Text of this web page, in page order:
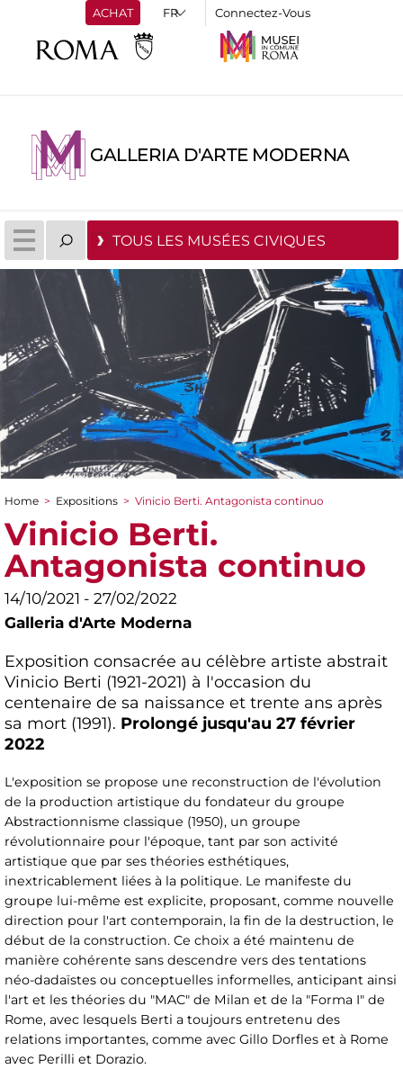
ACHAT Connectez-Vous
GALLERIA D'ARTE MODERNA
TOUS LES MUSÉES CIVIQUES
You are here
Home > Expositions > Vinicio Berti. Antagonista continuo
Vinicio Berti.
Antagonista continuo
14/10/2021 - 27/02/2022
Galleria d'Arte Moderna
Exposition consacrée au célèbre artiste abstrait
Vinicio Berti (1921-2021) à l'occasion du
centenaire de sa naissance et trente ans après
sa mort (1991). Prolongé jusqu'au 27 février
2022
L'exposition se propose une reconstruction de l'évolution
de la production artistique du fondateur du groupe
Abstractionnisme classique (1950), un groupe
révolutionnaire pour l'époque, tant par son activité
artistique que par ses théories esthétiques,
inextricablement liées à la politique. Le manifeste du
groupe lui-même est explicite, proposant, comme nouvelle
direction pour l'art contemporain, la fin de la destruction, le
début de la construction. Ce choix a été maintenu de
manière cohérente sans descendre vers des tentations
néo-dadaïstes ou conceptuelles informelles, anticipant ainsi
l'art et les théories du "MAC" de Milan et de la "Forma I" de
Rome, avec lesquels Berti a toujours entretenu des
relations importantes, comme avec Gillo Dorfles et à Rome
avec Perilli et Dorazio.